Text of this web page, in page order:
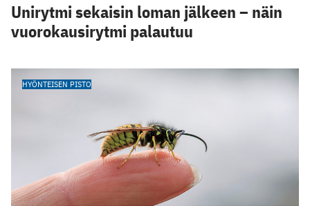
Unirytmi sekaisin loman jälkeen – näin
vuorokausirytmi palautuu
HYÖNTEISEN PISTO